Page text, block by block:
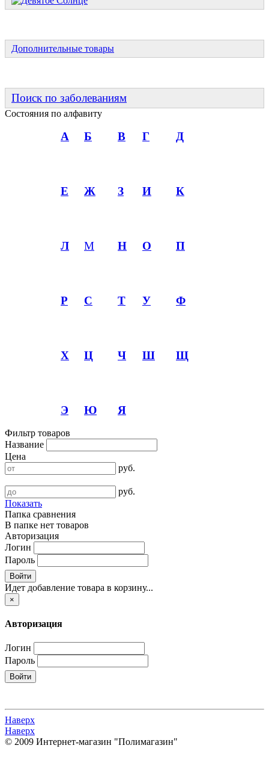
Дополнительные товары
Поиск по заболеваниям
Состояния по алфавиту
А Б В Г Д
Е Ж З И К
Л М Н О П
Р С Т У Ф
Х Ц Ч Ш Щ
Э Ю Я
Фильтр товаров
Название
Цена
руб.
руб.
Показать
Папка сравнения
В папке нет товаров
Авторизация
Логин
Пароль
Войти
Идет добавление товара в корзину...
×
Авторизация
Логин
Пароль
Войти
Наверх
Наверх
© 2009 Интернет-магазин "Полимагазин"